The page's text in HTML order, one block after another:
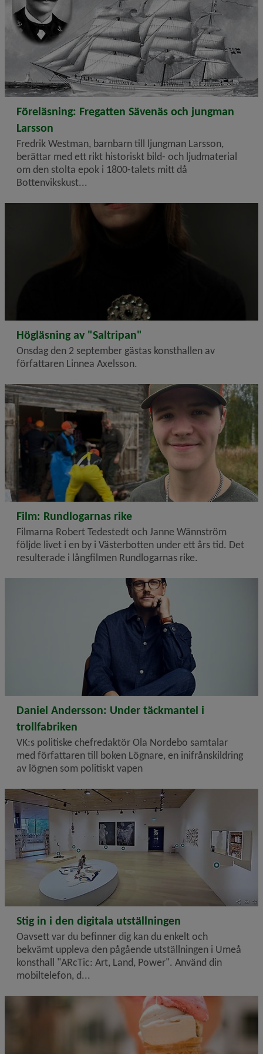
2026-08-06
Föreläsning: Fregatten Sävenäs och jungman
Larsson
Fredrik Westman, barnbarn till ljungman Larsson,
berättar med ett rikt historiskt bild- och ljudmaterial
om den stolta epok i 1800-talets mitt då
Bottenvikskust...
2026-08-06
Högläsning av "Saltripan"
Onsdag den 2 september gästas konsthallen av
författaren Linnea Axelsson.
2026-08-03
Film: Rundlogarnas rike
Filmarna Robert Tedestedt och Janne Wännström
följde livet i en by i Västerbotten under ett års tid. Det
resulterade i långfilmen Rundlogarnas rike.
2026-07-20
Daniel Andersson: Under täckmantel i
trollfabriken
VK:s politiske chefredaktör Ola Nordebo samtalar
med författaren till boken Lögnare, en inifrånskildring
av lögnen som politiskt vapen
2026-06-30
Stig in i den digitala utställningen
Oavsett var du befinner dig kan du enkelt och
bekvämt uppleva den pågående utställningen i Umeå
konsthall "ARcTic: Art, Land, Power". Använd din
mobiltelefon, d...